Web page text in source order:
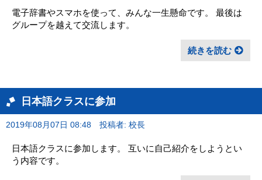
電子辞書やスマホを使って、みんな一生懸命です。 最後は
グループを越えて交流します。
続きを読む
日本語クラスに参加
2019年08月07日 08:48 投稿者: 校長
日本語クラスに参加します。 互いに自己紹介をしようとい
う内容です。